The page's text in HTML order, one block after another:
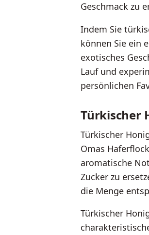
Geschmack zu
Indem Sie
können Sie ein
exotisches
Lauf und
persönlichen
Türkischer
Türkischer
Omas
aromatische
Zucker zu
die Menge
Türkischer